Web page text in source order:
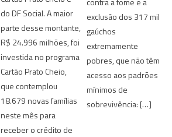
do DF Social. A maior
parte desse montante,
R$ 24.996 milhões, foi
investida no programa
Cartão Prato Cheio,
que contemplou
18.679 novas famílias
neste mês para
receber o crédito de
exclusão dos 317 mil
gaúchos
extremamente
pobres, que não têm
acesso aos padrões
mínimos de
sobrevivência: […]